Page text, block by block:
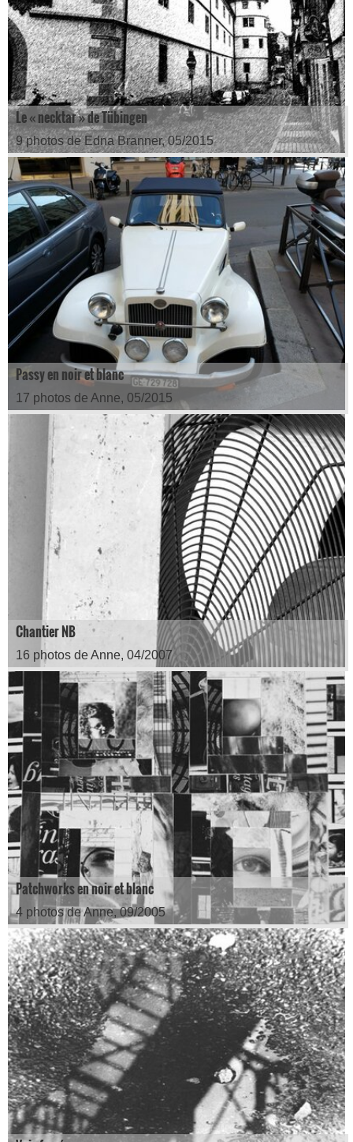
Le « necktar » de Tübingen
9 photos de Edna Branner, 05/2015
Passy en noir et blanc
17 photos de Anne, 05/2015
Chantier NB
16 photos de Anne, 04/2007
Patchworks en noir et blanc
4 photos de Anne, 09/2005